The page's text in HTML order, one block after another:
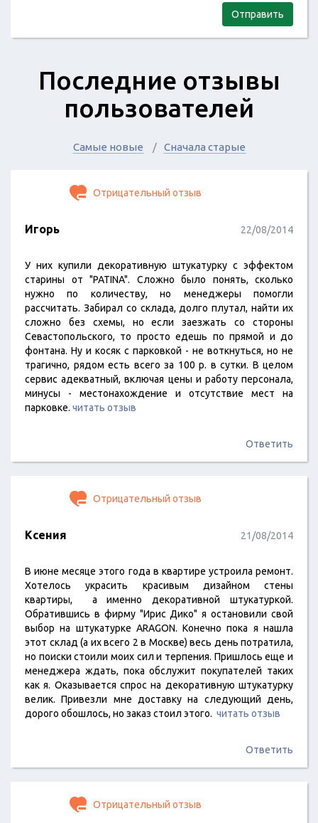
Отправить
Последние отзывы
пользователей
Самые новые Сначала старые
Отрицательный отзыв
Игорь 22/08/2014
У них купили декоративную штукатурку с эффектом
старины от "PATINA". Сложно было понять, сколько
нужно по количеству, но менеджеры помогли
рассчитать. Забирал со склада, долго плутал, найти их
сложно без схемы, но если заезжать со стороны
Севастопольского, то просто едешь по прямой и до
фонтана. Ну и косяк с парковкой - не воткнуться, но не
трагично, рядом есть всего за 100 р. в сутки. В целом
сервис адекватный, включая цены и работу персонала,
минусы - местонахождение и отсутствие мест на
парковке. читать отзыв
Ответить
Отрицательный отзыв
Ксения 21/08/2014
В июне месяце этого года в квартире устроила ремонт.
Хотелось украсить красивым дизайном стены
квартиры, а именно декоративной штукатуркой.
Обратившись в фирму "Ирис Дико" я остановили свой
выбор на штукатурке ARAGON. Конечно пока я нашла
этот склад (а их всего 2 в Москве) весь день потратила,
но поиски стоили моих сил и терпения. Пришлось еще и
менеджера ждать, пока обслужит покупателей таких
как я. Оказывается спрос на декоративную штукатурку
велик. Привезли мне доставку на следующий день,
дорого обошлось, но заказ стоил этого. читать отзыв
Ответить
Отрицательный отзыв